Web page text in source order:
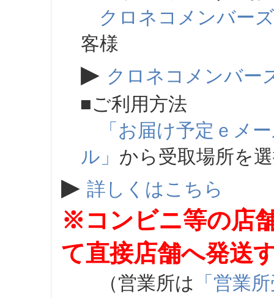
クロネコメンバーズ
客様
▶ クロネコメンバー
■ご利用方法
「お届け予定ｅメ
ル」 から受取場所を
▶ 詳しくはこちら
※コンビニ等の店
て直接店舗へ発送
（営業所は 「営業